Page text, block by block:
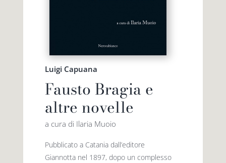
Luigi Capuana
Fausto Bragia e
altre novelle
a cura di Ilaria Muoio
Pubblicato a Catania dall’editore
Giannotta nel 1897, dopo un complesso